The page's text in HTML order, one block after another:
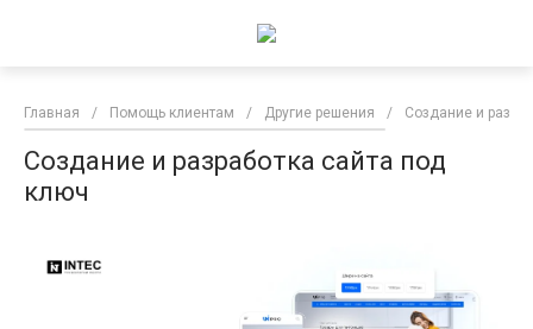
Главная / Помощь клиентам / Другие решения / Создание и
Создание и разработка сайта под
ключ